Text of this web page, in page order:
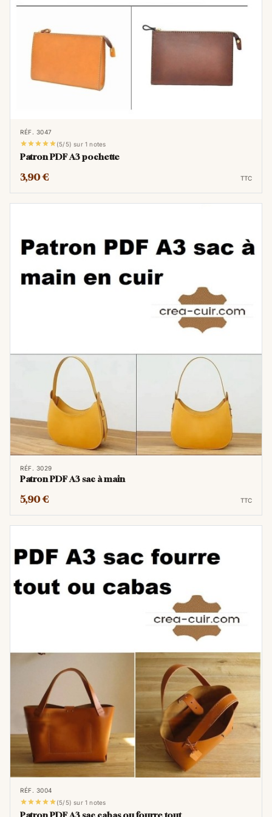
Le format A3 est exactementdeux fois
une idée précise : si vous posez deux
feuilles A4 l'une à côté de l'autre, vous
obtenez la taille d'une feuille A3. On
l'utilise généralement pour des affiches
RÉF. 3047
(5/5) sur 1 notes
Patron PDF A3 pochette
3,90 € TTC
RÉF. 3029
Patron PDF A3 sac à main
5,90 € TTC
RÉF. 3004
(5/5) sur 1 notes
Patron PDF A3 sac cabas ou fourre tout